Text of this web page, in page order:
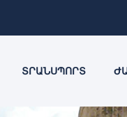
ՏՐԱՆՍՊՈՐՏ